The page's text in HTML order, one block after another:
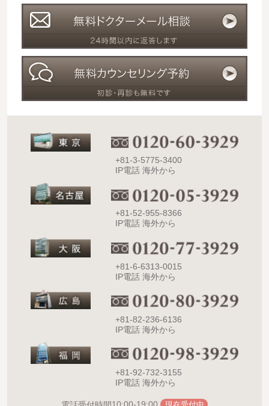
+81-3-5775-3400
IP電話 海外から
+81-52-955-8366
IP電話 海外から
+81-6-6313-0015
IP電話 海外から
+81-82-236-6136
IP電話 海外から
+81-92-732-3155
IP電話 海外から